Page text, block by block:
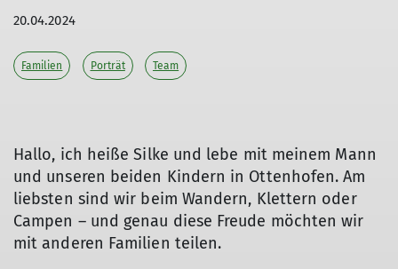
20.04.2024
Familien Porträt Team
Hallo, ich heiße Silke und lebe mit meinem Mann
und unseren beiden Kindern in Ottenhofen. Am
liebsten sind wir beim Wandern, Klettern oder
Campen – und genau diese Freude möchten wir
mit anderen Familien teilen.